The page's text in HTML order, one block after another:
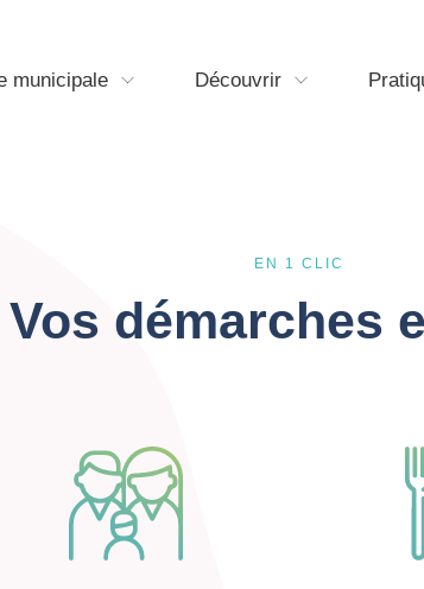
municipale Découvrir
EN 1 CLIC
Vos démarches